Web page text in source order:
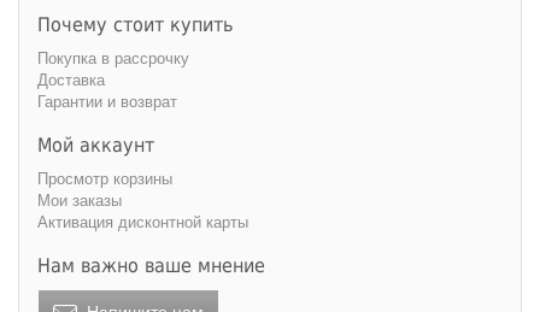
Почему стоит купить
Покупка в рассрочку
Доставка
Гарантии и возврат
Мой аккаунт
Просмотр корзины
Мои заказы
Активация дисконтной карты
Нам важно ваше мнение